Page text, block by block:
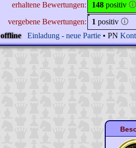
erhaltene Bewertungen: 148 positiv 🛈
vergebene Bewertungen:
1 positiv 🛈
offline
Einladung - neue Partie • PN